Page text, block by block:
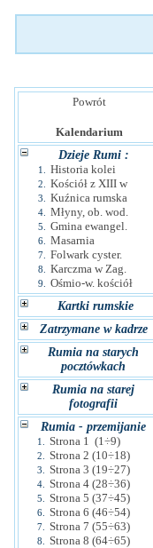
Powrót
Kalendarium
Dzieje Rumi :
1. Historia kolei
2. Kościół z XIII w
3. Kuźnica rumska
4. Młyny, ob. wod.
5. Gmina ewangel.
6. Masarnia
7. Folwark cyster.
8. Karczma w Zag.
9.
Ośmio-w. kościół
Kartki rumskie
Zatrzymane w kadrze
Rumia na starych
pocztówkach
Rumia na starej
fotografii
Rumia - przemijanie
1. Strona 1 (1÷9)
2. Strona 2 (10÷18)
3. Strona 3 (19÷27)
4. Strona 4 (28÷36)
5. Strona 5 (37÷45)
6. Strona 6 (46÷54)
7. Strona 7 (55÷63)
8. Strona 8 (64÷65)